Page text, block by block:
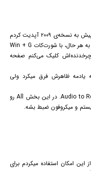
در تنظیماتش هست به نظرم. من چند روز پیش به نسخه‌ی ۲۰۰۹ آپدیت کردم
ویندوزم رو. یکم فرق شاید داشته باشه ولی به هر حال، با شورت‌کات Win + G
چرخدنده‌اش کلیک می‌کنم صفحه
۱۰ تا جایی که یادمه ظاهرش فرق میکرد ولی
به هر حال آخر صفحه‌ی تنظیمات زده Audio to Record. در این بخش All رو
و میکروفون ضبط بشه.
امکان استفاده میکردم برای